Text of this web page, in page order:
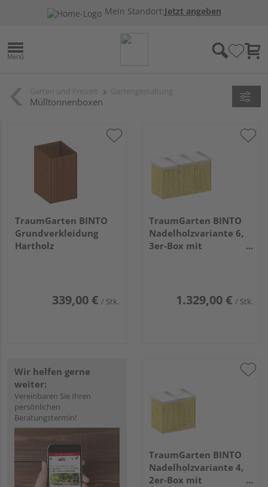
Mein Standort:Jetzt angeben
Mülltonnenboxen
TraumGarten BINTO
Grundverkleidung
Hartholz
339,00 € / Stk.
TraumGarten BINTO
Nadelholzvariante 6,
3er-Box mit
1.329,00 € / Stk.
Wir helfen gerne
weiter:
Vereinbaren Sie Ihren
persönlichen
Beratungstermin!
TraumGarten BINTO
Nadelholzvariante 4,
2er-Box mit